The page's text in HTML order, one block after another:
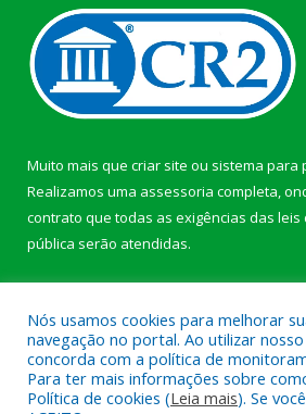
Muito mais que criar site ou sistema para
Realizamos uma assessoria completa,
contrato que todas as exigências das leis
pública serão atendidas.
Todos os direitos reservados a
Nós usamos cookies para melhorar
navegação no portal. Ao utilizar
concorda com a política de
Para ter mais informações sobre
Política de cookies (Leia mais). Se